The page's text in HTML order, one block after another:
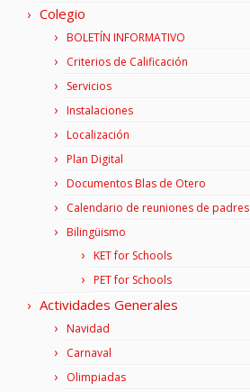
Colegio
BOLETÍN INFORMATIVO
Criterios de Calificación
Servicios
Instalaciones
Localización
Plan Digital
Documentos Blas de Otero
Calendario de reuniones de padres
Bilingüismo
KET for Schools
PET for Schools
Actividades Generales
Navidad
Carnaval
Olimpiadas